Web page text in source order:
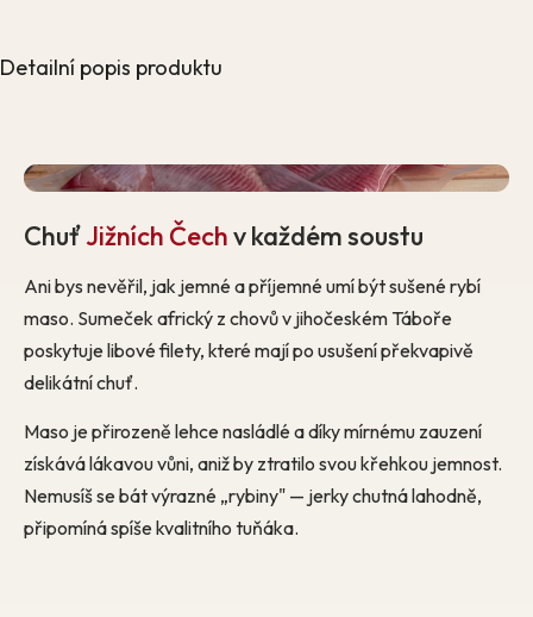
Detailní popis produktu
ChuťJižních Čechv každém soustu
Ani bys nevěřil, jak jemné a příjemné umí být sušené rybí
maso. Sumeček africký z chovů v jihočeském Táboře
poskytuje libové filety, které mají po usušení překvapivě
delikátní chuť.
Maso je přirozeně lehce nasládlé a díky mírnému zauzení
získává lákavou vůni, aniž by ztratilo svou křehkou jemnost.
Nemusíš se bát výrazné „rybiny" — jerky chutná lahodně,
připomíná spíše kvalitního tuňáka.